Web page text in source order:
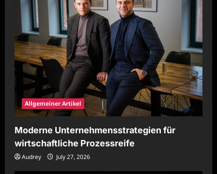
Allgemeiner Artikel
Moderne Unternehmensstrategien für
wirtschaftliche Prozessreife
Audrey July 27, 2026